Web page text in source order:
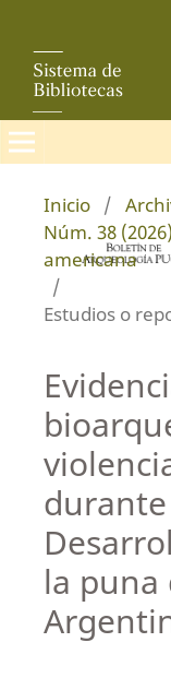
Inicio /
Núm. 38
americana
/
Estudios o
la puna